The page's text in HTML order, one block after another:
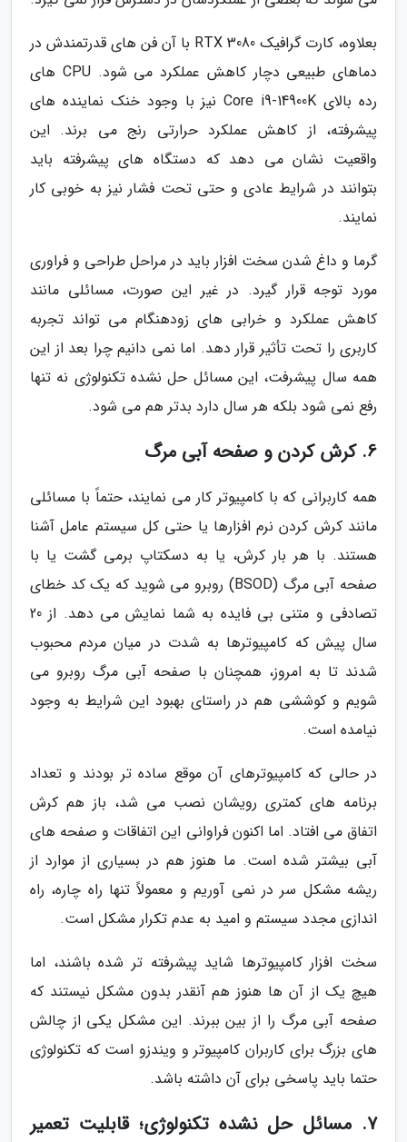
بعلاوه، کارت گرافیک RTX 3080 با آن فن های قدرتمندش در
دماهای طبیعی دچار کاهش عملکرد می شود. CPU های
رده بالای Core i9-14900K نیز با وجود خنک نماینده های
پیشرفته، از کاهش عملکرد حرارتی رنج می برند. این
واقعیت نشان می دهد که دستگاه های پیشرفته باید
بتوانند در شرایط عادی و حتی تحت فشار نیز به خوبی کار
نمایند.
گرما و داغ شدن سخت افزار باید در مراحل طراحی و فراوری
مورد توجه قرار گیرد. در غیر این صورت، مسائلی مانند
کاهش عملکرد و خرابی های زودهنگام می تواند تجربه
کاربری را تحت تأثیر قرار دهد. اما نمی دانیم چرا بعد از این
همه سال پیشرفت، این مسائل حل نشده تکنولوژی نه تنها
رفع نمی شود بلکه هر سال دارد بدتر هم می شود.
6. کرش کردن و صفحه آبی مرگ
همه کاربرانی که با کامپیوتر کار می نمایند، حتماً با مسائلی
مانند کرش کردن نرم افزارها یا حتی کل سیستم عامل آشنا
هستند. با هر بار کرش، یا به دسکتاپ برمی گشت یا با
صفحه آبی مرگ (BSOD) روبرو می شوید که یک کد خطای
تصادفی و متنی بی فایده به شما نمایش می دهد. از 20
سال پیش که کامپیوترها به شدت در میان مردم محبوب
شدند تا به امروز، همچنان با صفحه آبی مرگ روبرو می
شویم و کوششی هم در راستای بهبود این شرایط به وجود
نیامده است.
در حالی که کامپیوترهای آن موقع ساده تر بودند و تعداد
برنامه های کمتری رویشان نصب می شد، باز هم کرش
اتفاق می افتاد. اما اکنون فراوانی این اتفاقات و صفحه های
آبی بیشتر شده است. ما هنوز هم در بسیاری از موارد از
ریشه مشکل سر در نمی آوریم و معمولاً تنها راه چاره، راه
اندازی مجدد سیستم و امید به عدم تکرار مشکل است.
سخت افزار کامپیوترها شاید پیشرفته تر شده باشند، اما
هیچ یک از آن ها هنوز هم آنقدر بدون مشکل نیستند که
صفحه آبی مرگ را از بین ببرند. این مشکل یکی از چالش
های بزرگ برای کاربران کامپیوتر و ویندزو است که تکنولوژی
حتما باید پاسخی برای آن داشته باشد.
7. مسائل حل نشده تکنولوژی؛ قابلیت تعمیر